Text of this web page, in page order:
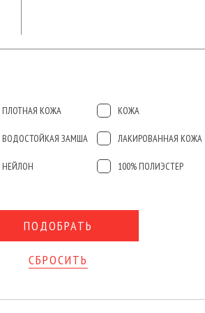
ПЛОТНАЯ КОЖА КОЖА
ВОДОСТОЙКАЯ ЗАМША ЛАКИРОВАННАЯ КОЖА
НЕЙЛОН 100% ПОЛИЭСТЕР
СБРОСИТЬ